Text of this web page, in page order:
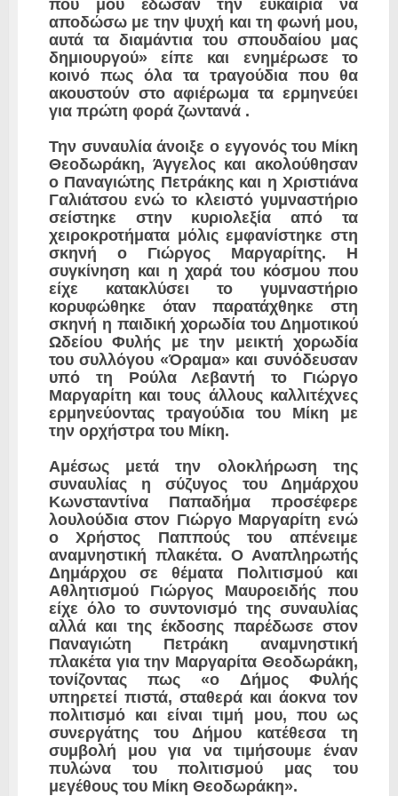
που μου έδωσαν την ευκαιρία να
αποδώσω με την ψυχή και τη φωνή μου,
αυτά τα διαμάντια του σπουδαίου μας
δημιουργού» είπε και ενημέρωσε το
κοινό πως όλα τα τραγούδια που θα
ακουστούν στο αφιέρωμα τα ερμηνεύει
για πρώτη φορά ζωντανά .
Την συναυλία άνοιξε ο εγγονός του Μίκη
Θεοδωράκη, Άγγελος και ακολούθησαν
ο Παναγιώτης Πετράκης και η Χριστιάνα
Γαλιάτσου ενώ το κλειστό γυμναστήριο
σείστηκε στην κυριολεξία από τα
χειροκροτήματα μόλις εμφανίστηκε στη
σκηνή ο Γιώργος Μαργαρίτης. Η
συγκίνηση και η χαρά του κόσμου που
είχε κατακλύσει το γυμναστήριο
κορυφώθηκε όταν παρατάχθηκε στη
σκηνή η παιδική χορωδία του Δημοτικού
Ωδείου Φυλής με την μεικτή χορωδία
του συλλόγου «Όραμα» και συνόδευσαν
υπό τη Ρούλα Λεβαντή το Γιώργο
Μαργαρίτη και τους άλλους καλλιτέχνες
ερμηνεύοντας τραγούδια του Μίκη με
την ορχήστρα του Μίκη.
Αμέσως μετά την ολοκλήρωση της
συναυλίας η σύζυγος του Δημάρχου
Κωνσταντίνα Παπαδήμα προσέφερε
λουλούδια στον Γιώργο Μαργαρίτη ενώ
ο Χρήστος Παππούς του απένειμε
αναμνηστική πλακέτα. Ο Αναπληρωτής
Δημάρχου σε θέματα Πολιτισμού και
Αθλητισμού Γιώργος Μαυροειδής που
είχε όλο το συντονισμό της συναυλίας
αλλά και της έκδοσης παρέδωσε στον
Παναγιώτη Πετράκη αναμνηστική
πλακέτα για την Μαργαρίτα Θεοδωράκη,
τονίζοντας πως «ο Δήμος Φυλής
υπηρετεί πιστά, σταθερά και άοκνα τον
πολιτισμό και είναι τιμή μου, που ως
συνεργάτης του Δήμου κατέθεσα τη
συμβολή μου για να τιμήσουμε έναν
πυλώνα του πολιτισμού μας του
μεγέθους του Μίκη Θεοδωράκη».